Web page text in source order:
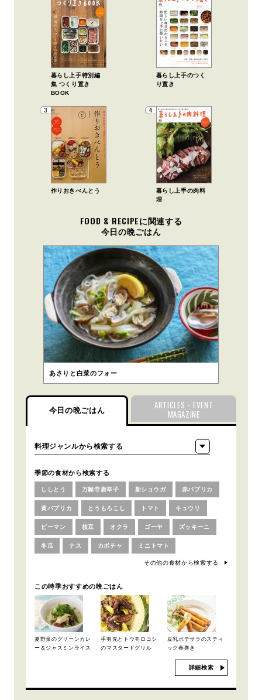
暮らし上手特別編
集 つくり置き
BOOK
暮らし上手のつく
り置き
3
作りおきべんとう
4
暮らし上手の肉料
理
FOOD & RECIPEに関連する
今日の晩ごはん
あさりと白菜のフォー
今日の晩ごはん
ARTICLES・EVENT
MAGAZINE
季節の食材から検索する
ししとう 万願寺唐辛子 新ショウガ 赤パプリカ
黄パプリカ とうもろこし トマト キュウリ
ピーマン 枝豆 オクラ ゴーヤ ズッキーニ
冬瓜 ナス カボチャ ミニトマト
その他の食材から検索する
この時季おすすめの晩ごはん
夏野菜のグリーンカレ
ー＆ジャスミンライス
手羽先とトウモロコシ
のマスタードグリル
豆乳ポテサラのスティ
ック春巻き
詳細検索